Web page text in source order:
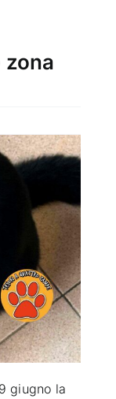
zona
giugno la